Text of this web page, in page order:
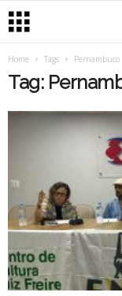
Home Tags Pernambuco
Tag: